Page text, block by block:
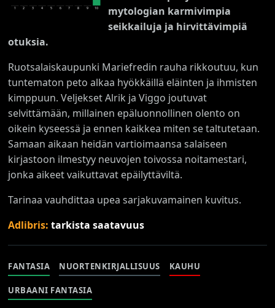
1 2 3 4 5 6 7 8 9 10
mytologian karmivimpia
seikkailuja ja hirvittävimpiä
otuksia.
Ruotsalaiskaupunki Mariefredin rauha rikkoutuu, kun
tuntematon peto alkaa hyökkäillä eläinten ja ihmisten
kimppuun. Veljekset Alrik ja Viggo joutuvat
selvittämään, millainen epäluonnollinen olento on
oikein kyseessä ja ennen kaikkea miten se taltutetaan.
Samaan aikaan heidän vartioimaansa salaiseen
kirjastoon ilmestyy neuvojen toivossa noitamestari,
jonka aikeet vaikuttavat epäilyttäviltä.
Tarinaa vauhdittaa upea sarjakuvamainen kuvitus.
Adlibris:tarkista saatavuus
FANTASIA NUORTENKIRJALLISUUS KAUHU
URBAANI FANTASIA